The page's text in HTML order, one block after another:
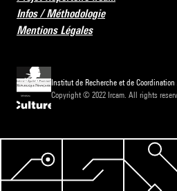
Infos / Méthodologie
Mentions Légales
Institut de Recherche et de
Copyright © 2022 Ircam. All rights